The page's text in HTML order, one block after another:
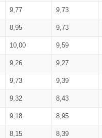
9,77 9,73
8,95 9,73
10,00 9,59
9,26 9,27
9,73 9,39
9,32 8,43
9,18 8,95
8,15 8,39